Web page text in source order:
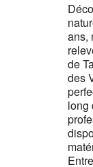
ans,
de
des
long